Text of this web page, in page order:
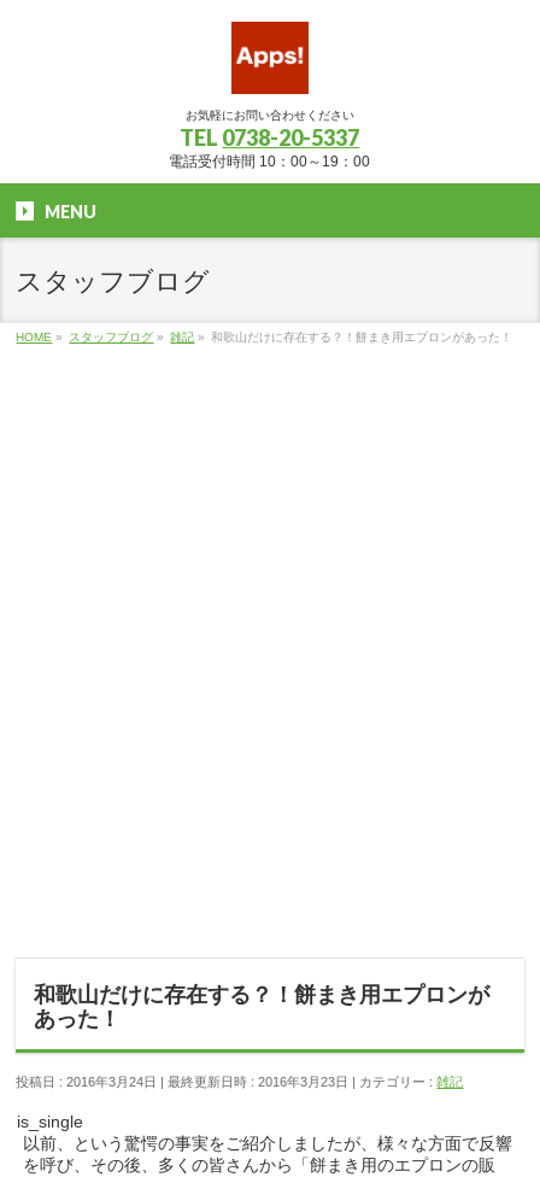
お気軽にお問い合わせください
TEL 0738-20-5337
電話受付時間 10：00～19：00
MENU
スタッフブログ
HOME » スタッフブログ » 雑記 » 和歌山だけに存在する？！餅まき用エプロンがあった！
和歌山だけに存在する？！餅まき用エプロンが
あった！
投稿日 : 2016年3月24日 最終更新日時 : 2016年3月23日 カテゴリー :雑記
is_single
以前、という驚愕の事実をご紹介しましたが、様々な方面で反響
を呼び、その後、多くの皆さんから「餅まき用のエプロンの販